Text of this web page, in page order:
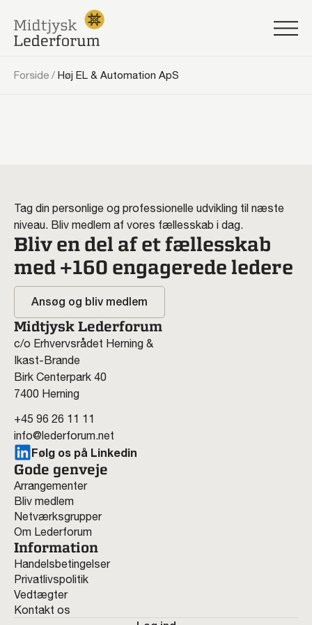
Forside / Høj EL & Automation ApS
Tag din personlige og professionelle udvikling til næste
niveau. Bliv medlem af vores fællesskab i dag.
Bliv en del af et fællesskab
med +160 engagerede ledere
Ansøg og bliv medlem
Midtjysk Lederforum
c/o Erhvervsrådet Herning &
Ikast-Brande
Birk Centerpark 40
7400 Herning
+45 96 26 11 11
info@lederforum.net
Følg os på Linkedin
Gode genveje
Arrangementer
Bliv medlem
Netværksgrupper
Om Lederforum
Information
Handelsbetingelser
Privatlivspolitik
Vedtægter
Kontakt os